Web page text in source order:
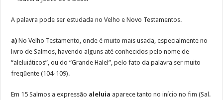
A palavra pode ser estudada no Velho e Novo Testamentos.
a) No Velho Testamento, onde é muito mais usada, especialmente no
livro de Salmos, havendo alguns até conhecidos pelo nome de
“aleluiáticos”, ou do “Grande Halel”, pelo fato da palavra ser muito
freqüente (104-109).
Em 15 Salmos a expressão aleluia aparece tanto no início no fim (Sal.